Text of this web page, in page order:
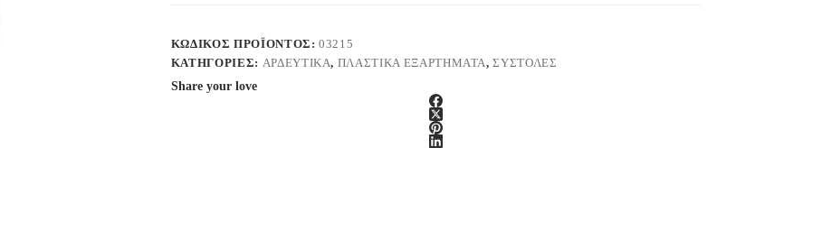
ΚΩΔΙΚΌΣ ΠΡΟΪΌΝΤΟΣ:03215
ΚΑΤΗΓΟΡΊΕΣ: ΑΡΔΕΥΤΙΚΑ, ΠΛΑΣΤΙΚΑ ΕΞΑΡΤΗΜΑΤΑ,ΣΥΣΤΟΛΕΣ
Share your love